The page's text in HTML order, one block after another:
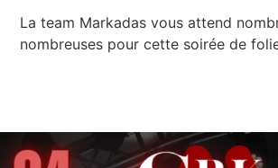
La team Markadas vous attend
nombreuses pour cette soirée de